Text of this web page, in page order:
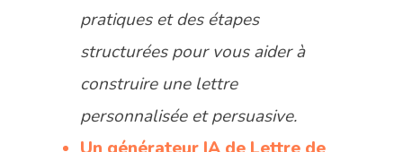
pratiques et des étapes
structurées pour vous aider à
construire une lettre
personnalisée et persuasive.